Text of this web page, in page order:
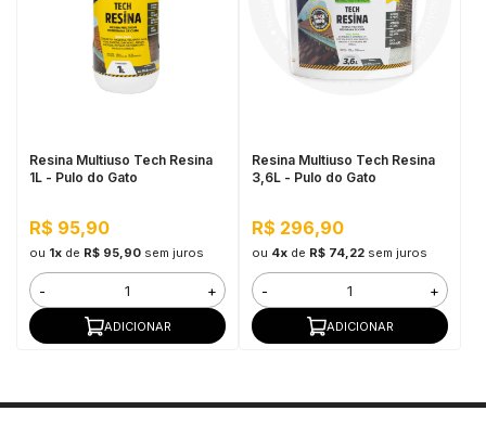
Resina Multiuso Tech Resina
1L - Pulo do Gato
R$ 95,90
ou 1xde R$ 95,90 sem juros
- +
ADICIONAR
Resina Multiuso Tech Resina
3,6L - Pulo do Gato
R$ 296,90
ou 4xde R$ 74,22 sem juros
- +
ADICIONAR